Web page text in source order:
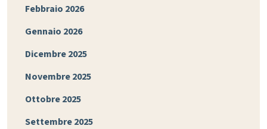
Febbraio 2026
Gennaio 2026
Dicembre 2025
Novembre 2025
Ottobre 2025
Settembre 2025